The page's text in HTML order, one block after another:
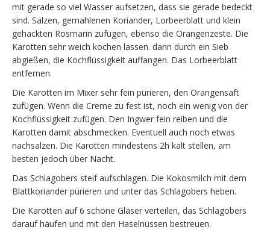
mit gerade so viel Wasser aufsetzen, dass sie gerade bedeckt
sind. Salzen, gemahlenen Koriander, Lorbeerblatt und klein
gehackten Rosmarin zufügen, ebenso die Orangenzeste. Die
Karotten sehr weich kochen lassen. dann durch ein Sieb
abgießen, die Kochflüssigkeit auffangen. Das Lorbeerblatt
entfernen.
Die Karotten im Mixer sehr fein pürieren, den Orangensaft
zufügen. Wenn die Creme zu fest ist, noch ein wenig von der
Kochflüssigkeit zufügen. Den Ingwer fein reiben und die
Karotten damit abschmecken. Eventuell auch noch etwas
nachsalzen. Die Karotten mindestens 2h kalt stellen, am
besten jedoch über Nacht.
Das Schlagobers steif aufschlagen. Die Kokosmilch mit dem
Blattkoriander pürieren und unter das Schlagobers heben.
Die Karotten auf 6 schöne Gläser verteilen, das Schlagobers
darauf häufen und mit den Haselnüssen bestreuen.